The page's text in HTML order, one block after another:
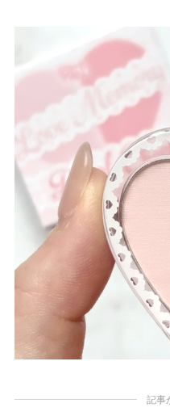
記事